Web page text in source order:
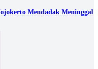
Mendadak Meninggal